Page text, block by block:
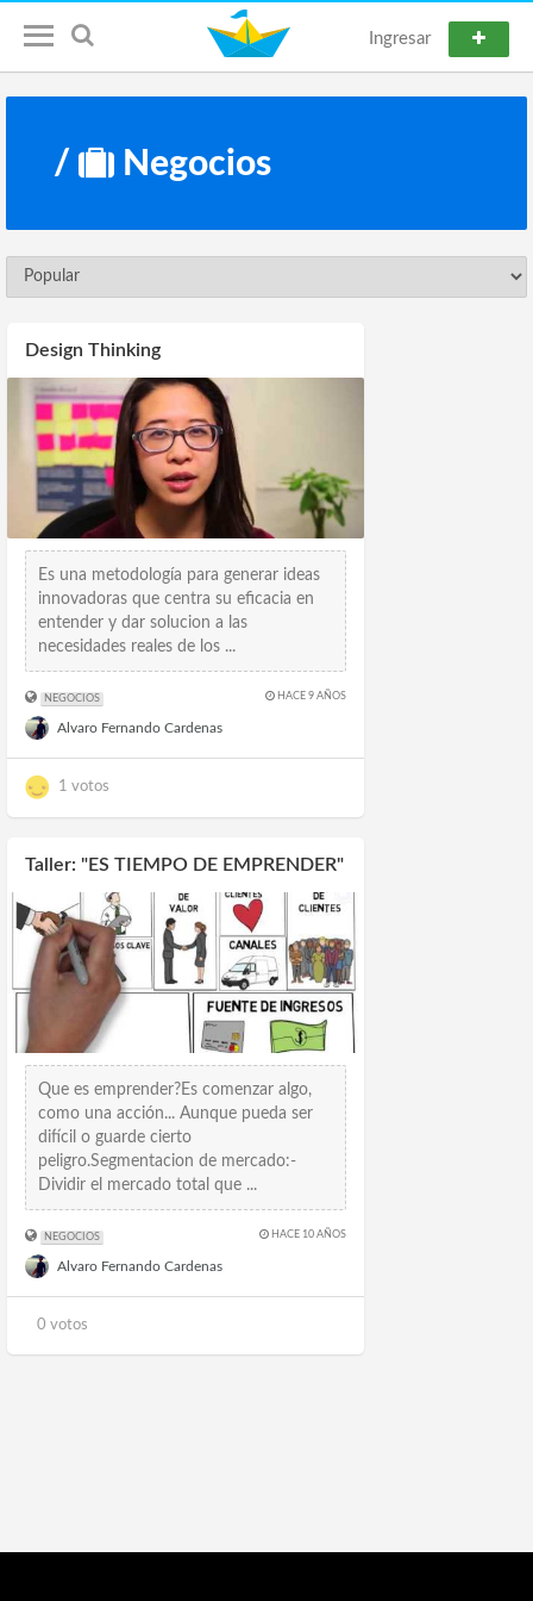
Ingresar
/ Negocios
Design Thinking
Es una metodología para generar ideas
innovadoras que centra su eficacia en
entender y dar solucion a las
necesidades reales de los ...
NEGOCIOS HACE 9 AÑOS
Alvaro Fernando Cardenas
1 votos
Taller: "ES TIEMPO DE EMPRENDER"
Que es emprender?Es comenzar algo,
como una acción... Aunque pueda ser
difícil o guarde cierto
peligro.Segmentacion de mercado:-
Dividir el mercado total que ...
NEGOCIOS HACE 10 AÑOS
Alvaro Fernando Cardenas
0 votos